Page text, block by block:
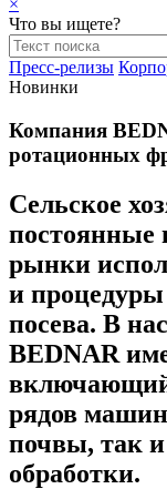
×
Что вы ищете?
Пресс-релизы
Новинки
Компания
ротационных
Сельское
постоянные
рынки
и
посева. В
BEDNAR
включающий
рядов
почвы, так и
обработки.